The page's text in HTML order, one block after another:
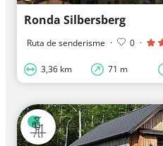
Ronda Silbersberg
Ruta de senderisme · 0 ·
3,36 km 71 m